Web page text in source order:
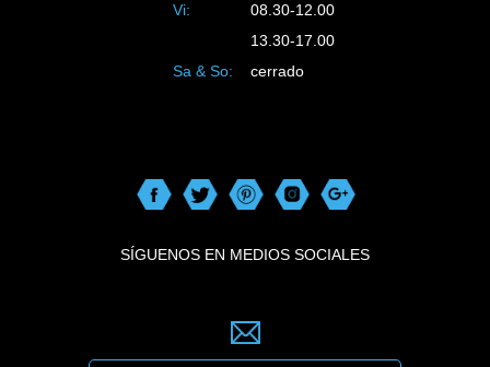
Vi:
08.30-12.00
13.30-17.00
Sa & So:
cerrado
SÍGUENOS EN MEDIOS SOCIALES